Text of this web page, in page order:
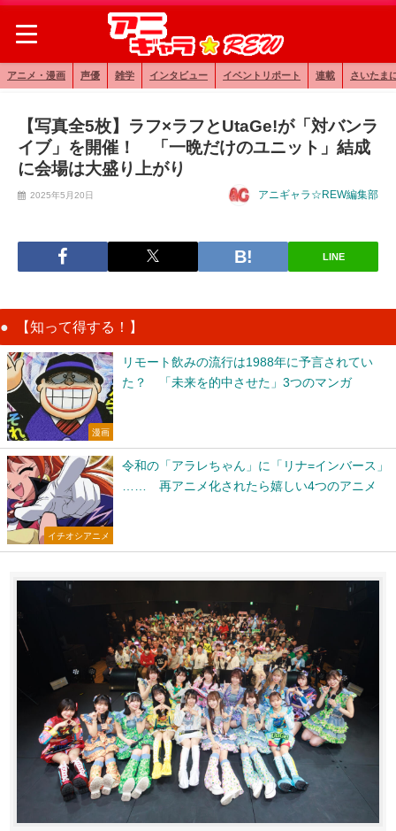
アニメ・漫画 声優 雑学 インタビュー イベントリポート 連載 さいたま
【写真全5枚】ラフ×ラフとUtaGe!が「対バンラ
イブ」を開催！ 「一晩だけのユニット」結成
に会場は大盛り上がり
2025年5月20日 アニギャラ☆REW編集部
LINE
【知って得する！】
漫画
リモート飲みの流行は1988年に予言されてい
た？ 「未来を的中させた」3つのマンガ
イチオシアニメ
令和の「アラレちゃん」に「リナ=インバース」
…… 再アニメ化されたら嬉しい4つのアニメ